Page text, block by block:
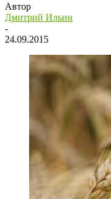
Автор
Дмитрий Ильин
-
24.09.2015